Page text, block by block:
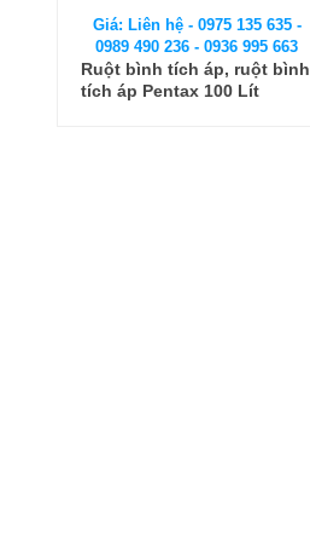
Giá: Liên hệ - 0975 135 635 -
0989 490 236 - 0936 995 663
Ruột bình tích áp, ruột bình
tích áp Pentax 100 Lít